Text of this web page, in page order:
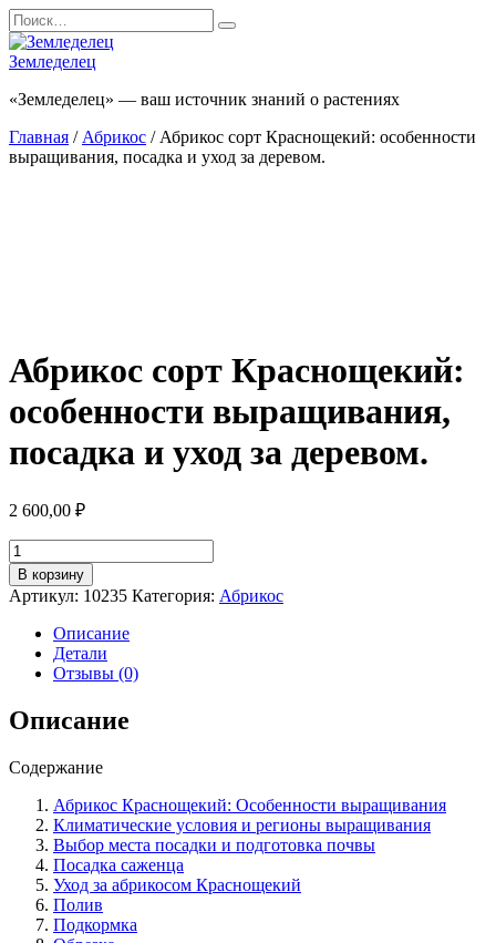
Перейти
к
содержанию
Search
for:
Земледелец
«Земледелец» — ваш источник знаний о растениях
Главная / Абрикос / Абрикос сорт Краснощекий: особенности
выращивания, посадка и уход за деревом.
Абрикос сорт Краснощекий:
особенности выращивания,
посадка и уход за деревом.
2 600,00 ₽
Количество
товара
Абрикос
сорт
Краснощекий:
особенности
выращивания,
посадка
и
уход
деревом.
В корзину
Артикул: 10235 Категория: Абрикос
Описание
Детали
Отзывы (0)
Описание
Содержание
Абрикос Краснощекий: Особенности выращивания
Климатические условия и регионы выращивания
Выбор места посадки и подготовка почвы
Посадка саженца
Уход за абрикосом Краснощекий
Полив
Подкормка